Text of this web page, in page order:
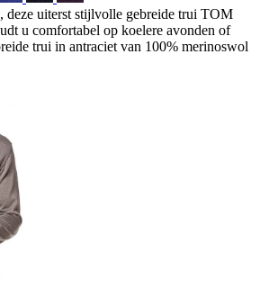
deze uiterst stijlvolle gebreide trui TOM
u comfortabel op koelere avonden of
trui in antraciet van 100% merinoswol